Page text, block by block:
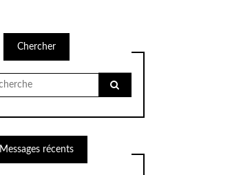
Chercher
Messages récents